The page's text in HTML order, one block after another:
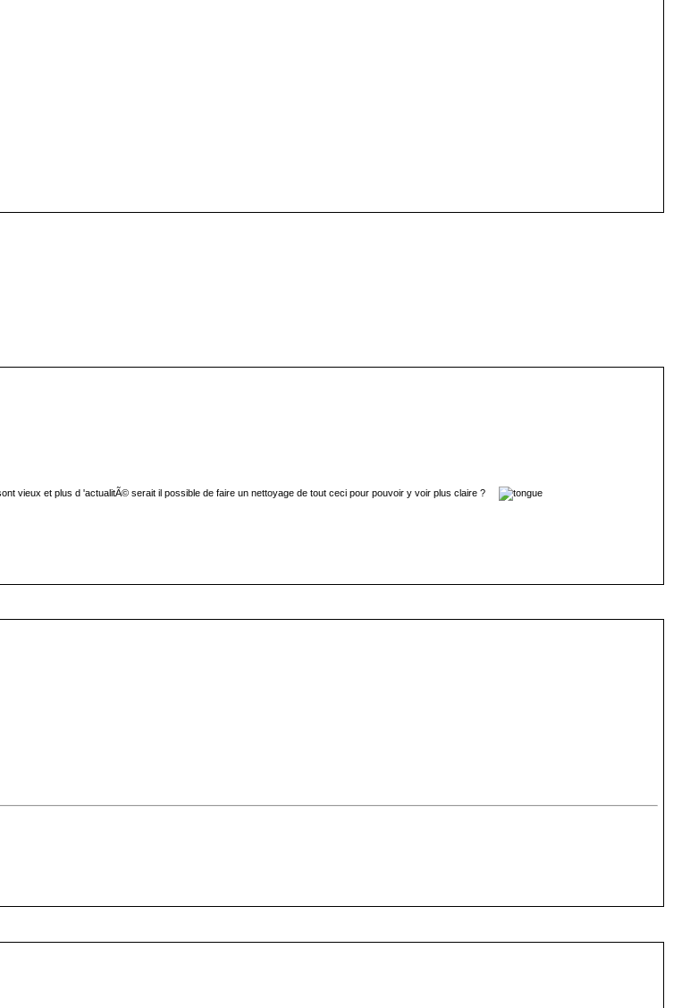
vieux et plus d 'actualitÃ© serait il possible de faire un nettoyage de tout ceci pour pouvoir y voir plus claire ?